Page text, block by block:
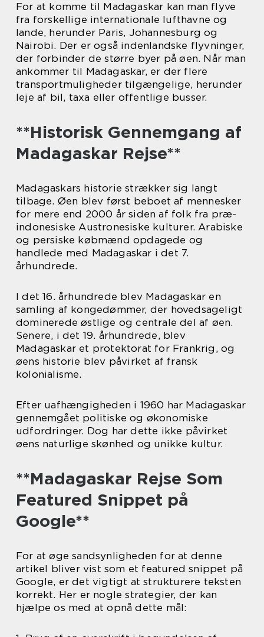
For at komme til Madagaskar kan man flyve
fra forskellige internationale lufthavne og
lande, herunder Paris, Johannesburg og
Nairobi. Der er også indenlandske flyvninger,
der forbinder de større byer på øen. Når man
ankommer til Madagaskar, er der flere
transportmuligheder tilgængelige, herunder
leje af bil, taxa eller offentlige busser.
**Historisk Gennemgang af
Madagaskar Rejse**
Madagaskars historie strækker sig langt
tilbage. Øen blev først beboet af mennesker
for mere end 2000 år siden af folk fra præ-
indonesiske Austronesiske kulturer. Arabiske
og persiske købmænd opdagede og
handlede med Madagaskar i det 7.
århundrede.
I det 16. århundrede blev Madagaskar en
samling af kongedømmer, der hovedsageligt
dominerede østlige og centrale del af øen.
Senere, i det 19. århundrede, blev
Madagaskar et protektorat for Frankrig, og
øens historie blev påvirket af fransk
kolonialisme.
Efter uafhængigheden i 1960 har Madagaskar
gennemgået politiske og økonomiske
udfordringer. Dog har dette ikke påvirket
øens naturlige skønhed og unikke kultur.
**Madagaskar Rejse Som
Featured Snippet på
Google**
For at øge sandsynligheden for at denne
artikel bliver vist som et featured snippet på
Google, er det vigtigt at strukturere teksten
korrekt. Her er nogle strategier, der kan
hjælpe os med at opnå dette mål: